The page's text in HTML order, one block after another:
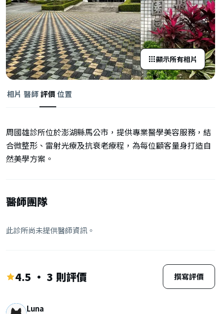
顯示所有相片
相片 醫師評價位置
周國雄診所位於澎湖縣馬公市，提供專業醫學美容服務，結
合微整形、雷射光療及抗衰老療程，為每位顧客量身打造自
然美學方案。
醫師團隊
此診所尚未提供醫師資訊。
4.5 · 3 則評價 撰寫評價
Luna